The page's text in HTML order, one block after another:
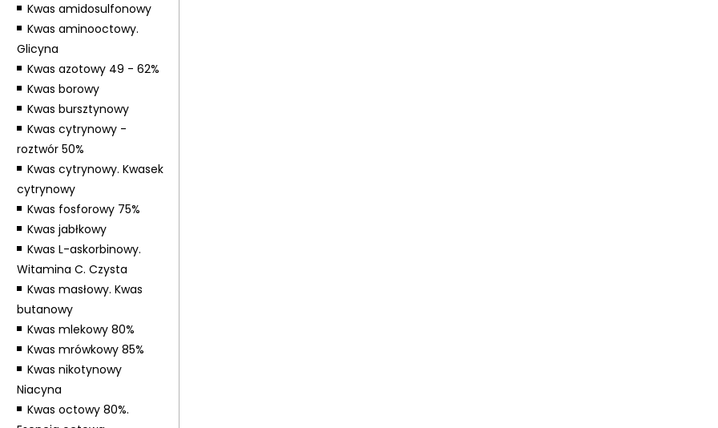
Kwas amidosulfonowy
Kwas aminooctowy.
Glicyna
Kwas azotowy 49 - 62%
Kwas borowy
Kwas bursztynowy
Kwas cytrynowy -
roztwór 50%
Kwas cytrynowy. Kwasek
cytrynowy
Kwas fosforowy 75%
Kwas jabłkowy
Kwas L-askorbinowy.
Witamina C. Czysta
Kwas masłowy. Kwas
butanowy
Kwas mlekowy 80%
Kwas mrówkowy 85%
Kwas nikotynowy
Niacyna
Kwas octowy 80%.